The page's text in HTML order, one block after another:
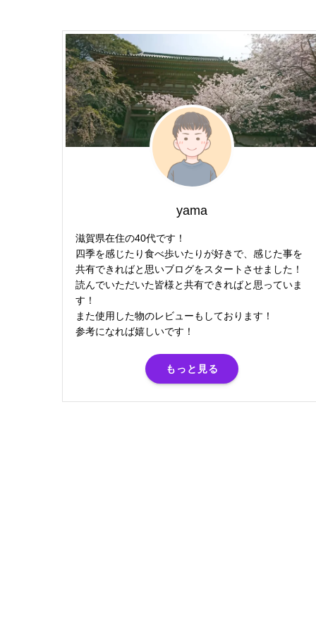
yama
滋賀県在住の40代です！
四季を感じたり食べ歩いたりが好きで、感じた事を
共有できればと思いブログをスタートさせました！
読んでいただいた皆様と共有できればと思っていま
す！
また使用した物のレビューもしております！
参考になれば嬉しいです！
もっと見る